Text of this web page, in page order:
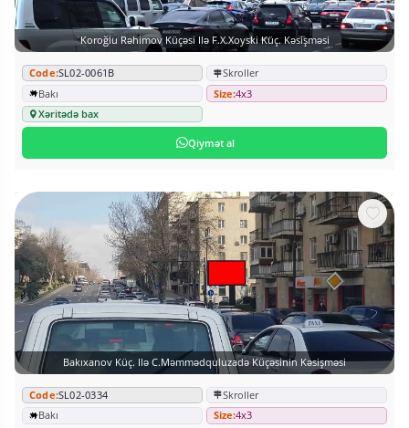
Koroğlu Rəhimov Küçəsi Ilə F.X.Xoyski Küç. Kəsişməsi
Code:SL02-0061B
Skroller
Bakı
Size:4x3
Xəritədə bax
Qiymət al
Bakıxanov Küç. Ilə C.Məmmədquluzadə Küçəsinin Kəsişməsi
Code:SL02-0334
Skroller
Bakı
Size:4x3